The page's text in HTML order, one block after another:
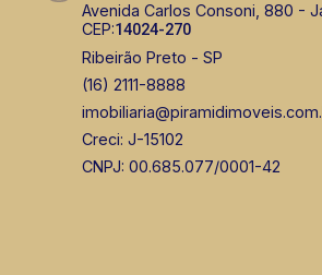
Avenida Carlos Consoni, 880 -
CEP:14024-270
Ribeirão Preto - SP
(16) 2111-8888
Creci: J-15102
CNPJ: 00.685.077/0001-42